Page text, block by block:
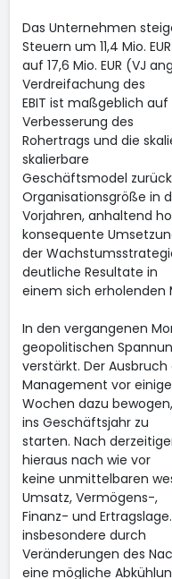
Das Unternehmen
Steuern um 11,4 Mio. EUR
auf 17,6 Mio. EUR (VJ
Verdreifachung des
EBIT ist maßgeblich
Verbesserung des
Rohertrags und die
skalierbare
Geschäftsmodel
Organisationsgröße in
Vorjahren, anhaltend
konsequente
der
deutliche Resultate in
einem sich erholenden
In den vergangenen
geopolitischen
verstärkt. Der
Management vor
Wochen dazu
ins Geschäftsjahr zu
starten. Nach
hieraus nach wie vor
keine unmittelbaren
Umsatz, Vermögens-,
Finanz- und
insbesondere durch
Veränderungen des
eine mögliche